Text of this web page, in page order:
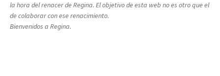
la hora del renacer de Regina. El objetivo de esta web no es otro que el
de colaborar con ese renacimiento.
Bienvenidos a Regina.